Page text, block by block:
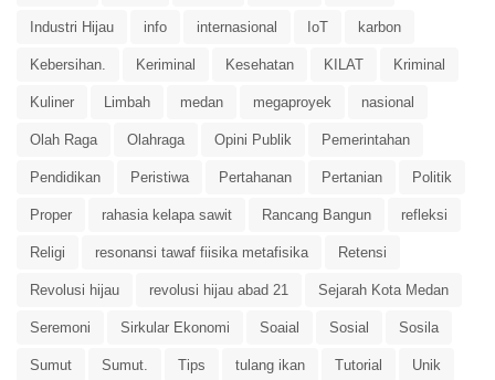
Industri Hijau info internasional IoT karbon
Kebersihan. Keriminal Kesehatan KILAT Kriminal
Kuliner Limbah medan megaproyek nasional
Olah Raga Olahraga Opini Publik Pemerintahan
Pendidikan Peristiwa Pertahanan Pertanian Politik
Proper rahasia kelapa sawit Rancang Bangun refleksi
Religi resonansi tawaf fiisika metafisika Retensi
Revolusi hijau revolusi hijau abad 21 Sejarah Kota Medan
Seremoni Sirkular Ekonomi Soaial Sosial Sosila
Sumut Sumut. Tips tulang ikan Tutorial Unik